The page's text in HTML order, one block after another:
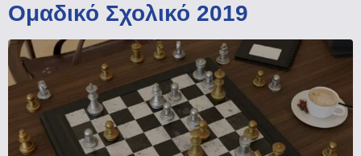
Ομαδικό Σχολικό 2019